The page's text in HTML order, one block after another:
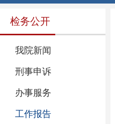
检务公开
我院新闻
刑事申诉
办事服务
工作报告